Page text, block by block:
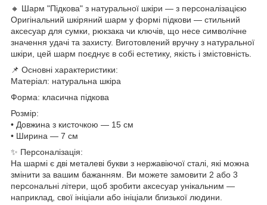
🔸 Шарм "Підкова" з натуральної шкіри — з персоналізацією
Оригінальний шкіряний шарм у формі підкови — стильний
аксесуар для сумки, рюкзака чи ключів, що несе символічне
значення удачі та захисту. Виготовлений вручну з натуральної
шкіри, цей шарм поєднує в собі естетику, якість і змістовність.
📌 Основні характеристики:
Матеріал: натуральна шкіра
Форма: класична підкова
Розмір:
• Довжина з кисточкою — 15 см
• Ширина — 7 см
✨ Персоналізація:
На шармі є дві металеві букви з нержавіючої сталі, які можна
змінити за вашим бажанням. Ви можете замовити 2 або 3
персональні літери, щоб зробити аксесуар унікальним —
наприклад, свої ініціали або ініціали близької людини.